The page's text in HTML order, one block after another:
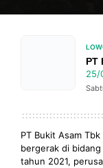
PT
25/
PT Bukit Asam
bergerak di
tahun 2021,